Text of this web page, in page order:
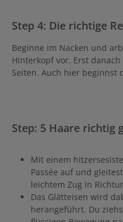
Step 4: Die richtige
Beginne im Nacken und
Hinterkopf vor. Erst
Seiten. Auch hier beginnst
Step: 5 Haare richtig
Mit einem
Passée auf und
leichtem Zug in
Das Glätteisen wird
herangeführt. Du